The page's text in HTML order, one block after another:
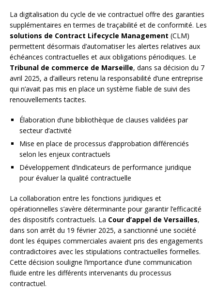
La digitalisation du cycle de vie contractuel offre des garanties
supplémentaires en termes de traçabilité et de conformité. Les
solutions de Contract Lifecycle Management (CLM)
permettent désormais d’automatiser les alertes relatives aux
échéances contractuelles et aux obligations périodiques. Le
Tribunal de commerce de Marseille, dans sa décision du 7
avril 2025, a d’ailleurs retenu la responsabilité d’une entreprise
qui n’avait pas mis en place un système fiable de suivi des
renouvellements tacites.
Élaboration d’une bibliothèque de clauses validées par
secteur d’activité
Mise en place de processus d’approbation différenciés
selon les enjeux contractuels
Développement d’indicateurs de performance juridique
pour évaluer la qualité contractuelle
La collaboration entre les fonctions juridiques et
opérationnelles s’avère déterminante pour garantir l’efficacité
des dispositifs contractuels. La Cour d’appel de Versailles,
dans son arrêt du 19 février 2025, a sanctionné une société
dont les équipes commerciales avaient pris des engagements
contradictoires avec les stipulations contractuelles formelles.
Cette décision souligne l’importance d’une communication
fluide entre les différents intervenants du processus
contractuel.